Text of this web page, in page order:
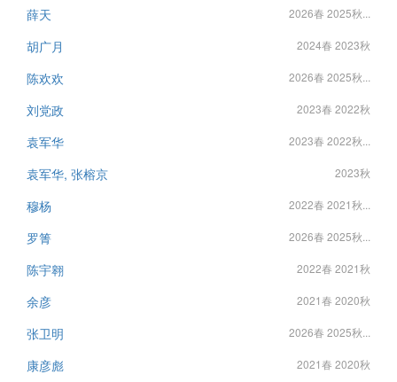
薛天 2026春 2025秋...
胡广月 2024春 2023秋
陈欢欢 2026春 2025秋...
刘党政 2023春 2022秋
袁军华 2023春 2022秋...
袁军华, 张榕京 2023秋
穆杨 2022春 2021秋...
罗箐 2026春 2025秋...
陈宇翱 2022春 2021秋
余彦 2021春 2020秋
张卫明 2026春 2025秋...
康彦彪 2021春 2020秋